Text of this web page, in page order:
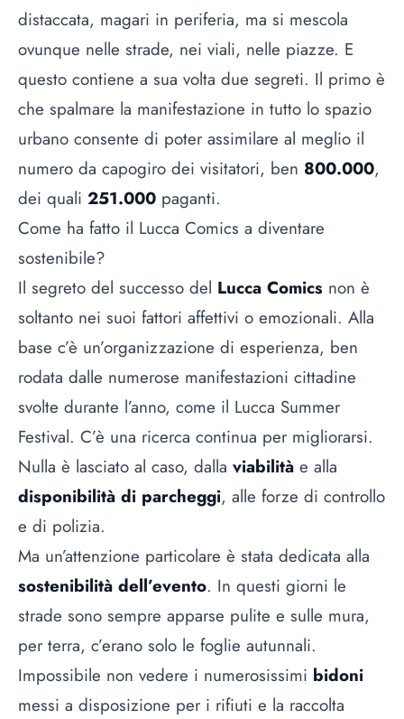
distaccata, magari in periferia, ma si mescola
ovunque nelle strade, nei viali, nelle piazze. E
questo contiene a sua volta due segreti. Il primo è
che spalmare la manifestazione in tutto lo spazio
urbano consente di poter assimilare al meglio il
numero da capogiro dei visitatori, ben 800.000,
dei quali 251.000 paganti.
Come ha fatto il Lucca Comics a diventare
sostenibile?
Il segreto del successo del Lucca Comics non è
soltanto nei suoi fattori affettivi o emozionali. Alla
base c’è un’organizzazione di esperienza, ben
rodata dalle numerose manifestazioni cittadine
svolte durante l’anno, come il Lucca Summer
Festival. C’è una ricerca continua per migliorarsi.
Nulla è lasciato al caso, dalla viabilità e alla
disponibilità di parcheggi, alle forze di controllo
e di polizia.
Ma un’attenzione particolare è stata dedicata alla
sostenibilità dell’evento. In questi giorni le
strade sono sempre apparse pulite e sulle mura,
per terra, c’erano solo le foglie autunnali.
Impossibile non vedere i numerosissimi bidoni
messi a disposizione per i rifiuti e la raccolta